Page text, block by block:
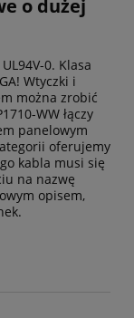
o dużej
0. Klasa
Wtyczki i
można zrobić
WW łączy
panelowym
oferujemy
kabla musi się
na nazwę
opisem,